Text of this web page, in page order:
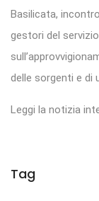
Basilicata,
gestori del
delle sorgenti e di
Leggi la notizia
Tag